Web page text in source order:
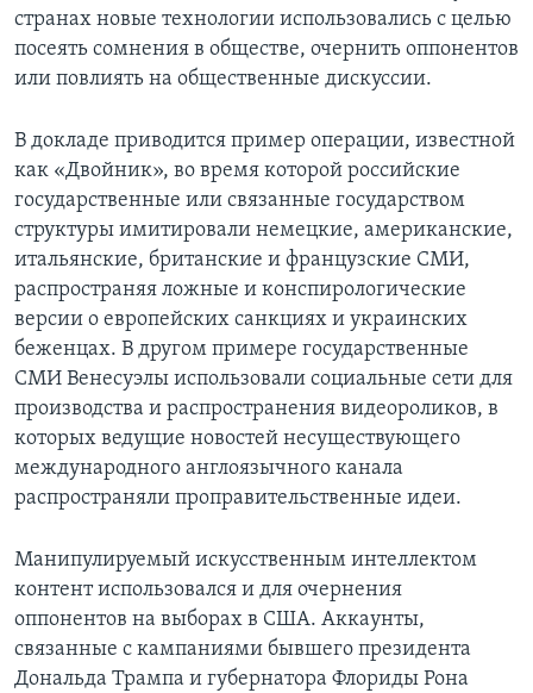
странах новые технологии использовались с целью
посеять сомнения в обществе, очернить оппонентов
или повлиять на общественные дискуссии.
В докладе приводится пример операции, известной
как «Двойник», во время которой российские
государственные или связанные государством
структуры имитировали немецкие, американские,
итальянские, британские и французские СМИ,
распространяя ложные и конспирологические
версии о европейских санкциях и украинских
беженцах. В другом примере государственные
СМИ Венесуэлы использовали социальные сети для
производства и распространения видеороликов, в
которых ведущие новостей несуществующего
международного англоязычного канала
распространяли проправительственные идеи.
Манипулируемый искусственным интеллектом
контент использовался и для очернения
оппонентов на выборах в США. Аккаунты,
связанные с кампаниями бывшего президента
Дональда Трампа и губернатора Флориды Рона